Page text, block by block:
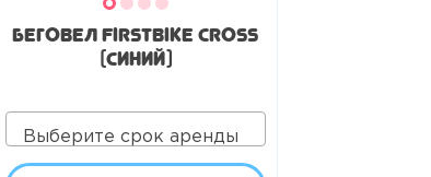
Беговел FirstBike Cross
(синий)
Выберите срок аренды